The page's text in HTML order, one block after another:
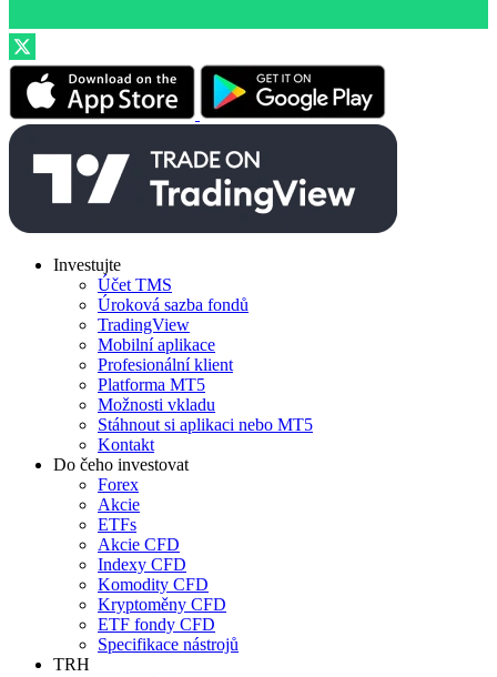
Investujte
Účet TMS
Úroková sazba fondů
TradingView
Mobilní aplikace
Profesionální klient
Platforma MT5
Možnosti vkladu
Stáhnout si aplikaci nebo MT5
Kontakt
Do čeho investovat
Forex
Akcie
ETFs
Akcie CFD
Indexy CFD
Komodity CFD
Kryptoměny CFD
ETF fondy CFD
Specifikace nástrojů
TRH